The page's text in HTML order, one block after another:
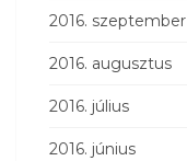
2016. szeptember
2016. augusztus
2016. július
2016. június